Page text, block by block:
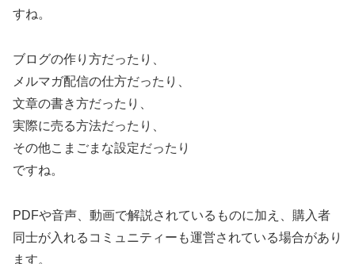
すね。
ブログの作り方だったり、
メルマガ配信の仕方だったり、
文章の書き方だったり、
実際に売る方法だったり、
その他こまごまな設定だったり
ですね。
PDFや音声、動画で解説されているものに加え、購入者
同士が入れるコミュニティーも運営されている場合があり
ます。